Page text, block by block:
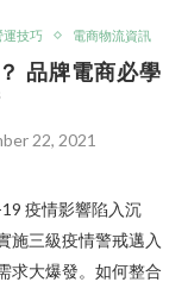
運技巧 電商物流資訊
品牌電商必學
22, 2021
疫情影響陷入沉
施三級疫情警戒邁入
求大爆發。如何整合